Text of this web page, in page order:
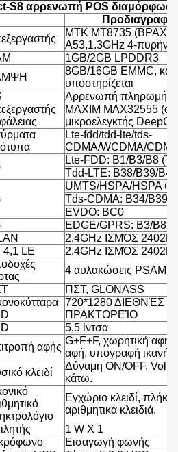
S8 αρρενωπή POS
Προδιαγραφή
MTK MT8735
A53,1.3GHz 4-
1GB/2GB LPDDR3
8GB/16GB EMMC,
υποστηρίζεται
Αρρενωπή πληρωμή
MAXIM MAX32555
μικροελεγκτής
Lte-fdd/tdd-lte/tds-
CDMA/WCDMA/
Lte-FDD: B1/B3/B8
Tdd-LTE: B38/B39/
UMTS/HSPA/HSPA+/
Tds-CDMA: B34/B39
EVDO: BC0
EDGE/GPRS: B3/B8
2.4GHz ΙΣΜΌΣ
4,1 LE
2.4GHz ΙΣΜΌΣ
4 αυλακώσεις PSAM,
ΠΣΤ, GLONASS
720*1280 ΔΙΕΘΝΈΣ
ΠΡΑΚΤΟΡΕΊΟ
5,5 ίντσα
αφής
G+F+F, χωρητική αφή
αφή, υπογραφή ικανή,
κλειδί
Δύναμη ON/OFF,
κάτω.
Εγχώριο κλειδί,
αριθμητικά κλειδιά.
1 W Χ 1
Εισαγωγή φωνής